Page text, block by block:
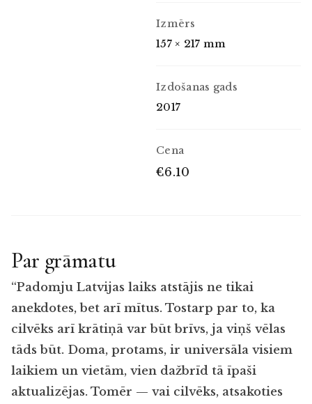
Izmērs
157 × 217 mm
Izdošanas gads
2017
Cena
€6.10
Par grāmatu
“Padomju Latvijas laiks atstājis ne tikai
anekdotes, bet arī mītus. Tostarp par to, ka
cilvēks arī krātiņā var būt brīvs, ja viņš vēlas
tāds būt. Doma, protams, ir universāla visiem
laikiem un vietām, vien dažbrīd tā īpaši
aktualizējas. Tomēr — vai cilvēks, atsakoties